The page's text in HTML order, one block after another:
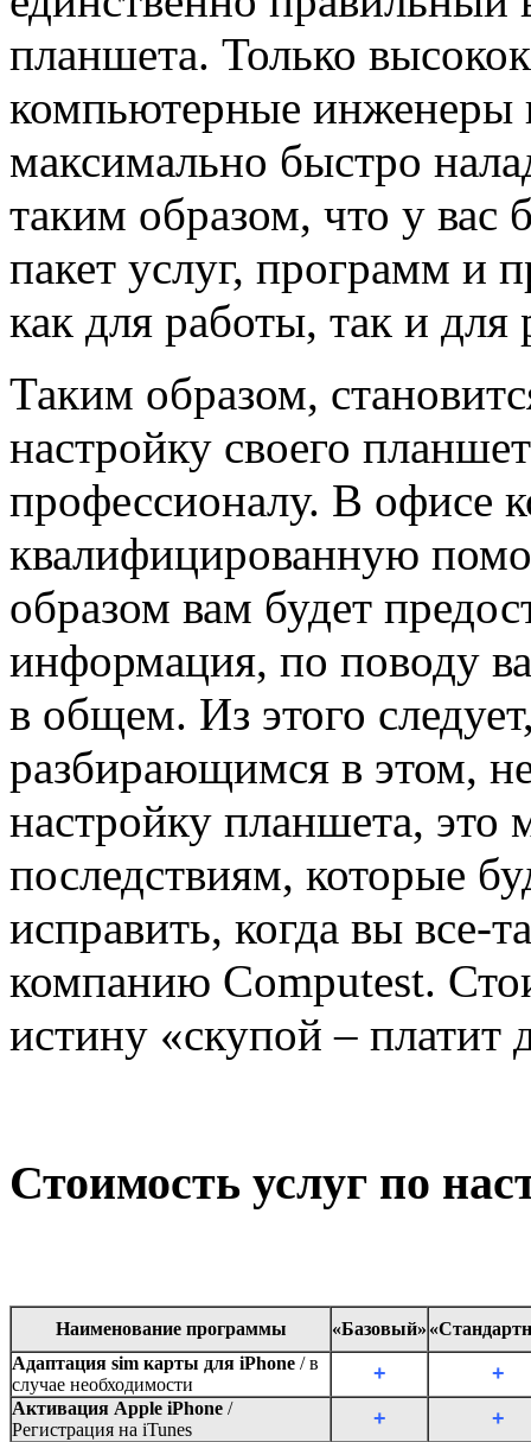
планшета. Только
компьютерные инженеры
максимально быстро
таким образом, что у
пакет услуг, программ и
как для работы, так и для
Таким образом,
настройку своего
профессионалу. В офисе
квалифицированную
образом вам будет
информация, по поводу
в общем. Из этого
разбирающимся в этом,
настройку планшета, это
последствиям, которые
исправить, когда вы все-
компанию Computest.
истину «скупой – платит
Стоимость услуг по
Наименование программы «Базовый»
Адаптация sim карты для iPhone / в
случае необходимости
+ +
Активация Apple iPhone /
Регистрация на iTunes
+ +